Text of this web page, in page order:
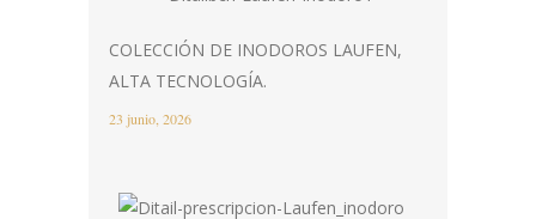
COLECCIÓN DE INODOROS LAUFEN,
ALTA TECNOLOGÍA.
23 junio, 2026